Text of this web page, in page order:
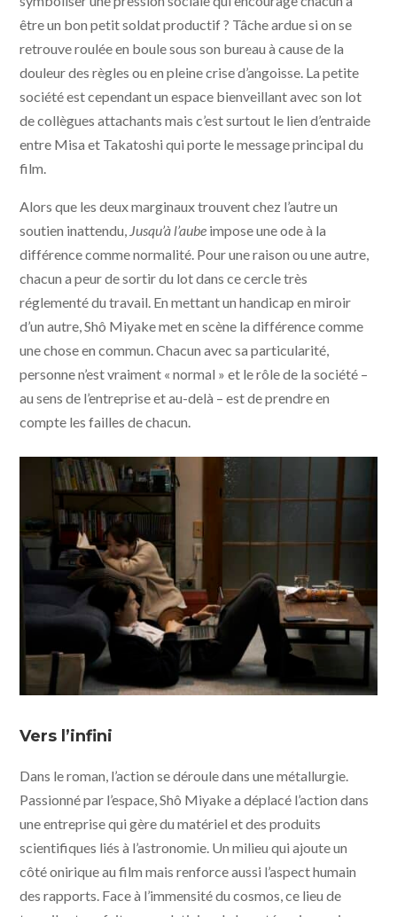
être un bon petit soldat productif ? Tâche ardue si on se
retrouve roulée en boule sous son bureau à cause de la
douleur des règles ou en pleine crise d’angoisse. La petite
société est cependant un espace bienveillant avec son lot
de collègues attachants mais c’est surtout le lien d’entraide
entre Misa et Takatoshi qui porte le message principal du
film.
Alors que les deux marginaux trouvent chez l’autre un
soutien inattendu, Jusqu’à l’aube impose une ode à la
différence comme normalité. Pour une raison ou une autre,
chacun a peur de sortir du lot dans ce cercle très
réglementé du travail. En mettant un handicap en miroir
d’un autre, Shô Miyake met en scène la différence comme
une chose en commun. Chacun avec sa particularité,
personne n’est vraiment « normal » et le rôle de la société –
au sens de l’entreprise et au-delà – est de prendre en
compte les failles de chacun.
Film Partners - ArtHouse Films
Vers l’infini
Dans le roman, l’action se déroule dans une métallurgie.
Passionné par l’espace, Shô Miyake a déplacé l’action dans
une entreprise qui gère du matériel et des produits
scientifiques liés à l’astronomie. Un milieu qui ajoute un
côté onirique au film mais renforce aussi l’aspect humain
des rapports. Face à l’immensité du cosmos, ce lieu de